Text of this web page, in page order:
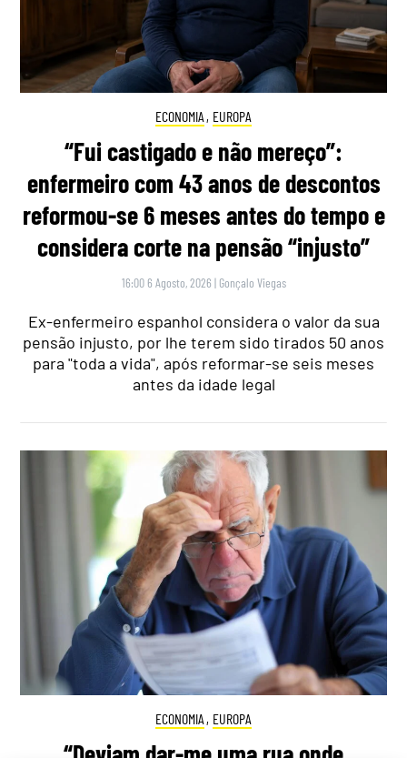
ECONOMIA , EUROPA
“Fui castigado e não mereço”:
enfermeiro com 43 anos de descontos
reformou-se 6 meses antes do tempo e
considera corte na pensão “injusto”
16:00 6 Agosto, 2026 | Gonçalo Viegas
Ex-enfermeiro espanhol considera o valor da sua
pensão injusto, por lhe terem sido tirados 50 anos
para "toda a vida", após reformar-se seis meses
antes da idade legal
ECONOMIA , EUROPA